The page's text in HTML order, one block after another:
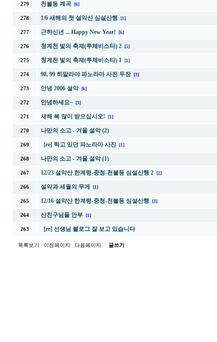
279 천불동 계곡 [6]
278 1/6 새해의 첫 설악산 심설산행 [1]
277 근하신년 ... Happy New Year! [6]
276 청계천 빛의 축제(루체비스타) 2 [5]
275 청계천 빛의 축제(루체비스타) 1 [1]
274 98, 99 히말라야 파노라마 사진 두장 [3]
273 안녕 2006 설악 [6]
272 안녕하세요~ [3]
271 새해 복 많이 받으십시오! [1]
270 나만의 소고 - 겨울 설악 (2)
269 [re] 찍고 있던 파노라마 사진 [1]
268 나만의 소고 - 겨울 설악 (1)
267 12/23 설악산 한계령-중청-천불동 심설산행 2 [2]
266 설악과 세월의 무게 [1]
265 12/16 설악산 한계령-중청-천불동 심설산행 [3]
264 산친구님들 안부 [1]
263 [re] 선생님 블로그 잘 보고 있습니다
목록보기 이전페이지 다음페이지 글쓰기